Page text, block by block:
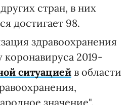
стран, в них
достигает 98.
здравоохранения
2019-
ситуацией в области
значение".